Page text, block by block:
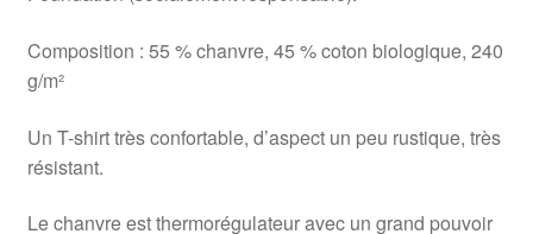
Composition : 55 % chanvre, 45 % coton biologique, 240
g/m²
Un T-shirt très confortable, d’aspect un peu rustique, très
résistant.
Le chanvre est thermorégulateur avec un grand pouvoir